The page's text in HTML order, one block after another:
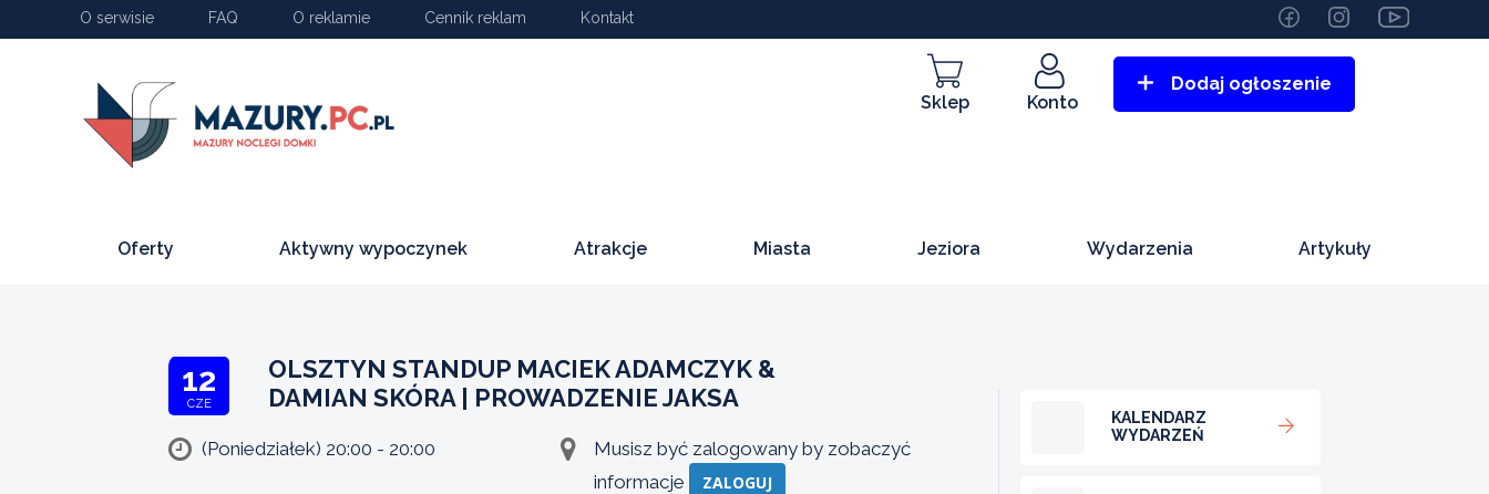
O serwisie FAQ O reklamie Cennik reklam Kontakt
Sklep Konto
Dodaj ogłoszenie
Oferty Aktywny wypoczynek Atrakcje Miasta Jeziora Wydarzenia Artykuły
12
CZE
OLSZTYN STANDUP MACIEK ADAMCZYK &
DAMIAN SKÓRA | PROWADZENIE JAKSA
(Poniedziałek) 20:00 - 20:00
Musisz być zalogowany by zobaczyć
informacje
ZALOGUJ
KALENDARZ
WYDARZEŃ